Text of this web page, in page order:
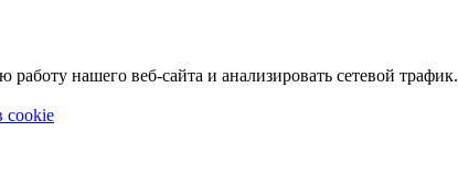
нашего веб-сайта и анализировать сетевой трафик.
cookie